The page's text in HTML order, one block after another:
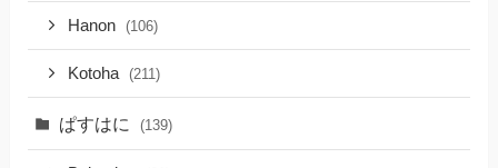
Hanon (106)
Kotoha (211)
ぱすはに (139)